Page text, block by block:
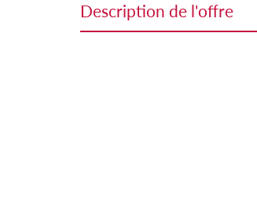
description de l'offre